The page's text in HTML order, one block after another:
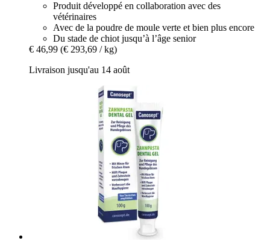
Produit développé en collaboration avec des
vétérinaires
Avec de la poudre de moule verte et bien plus encore
Du stade de chiot jusqu’à l’âge senior
€ 46,99 (€ 293,69 / kg)
Livraison jusqu'au 14 août